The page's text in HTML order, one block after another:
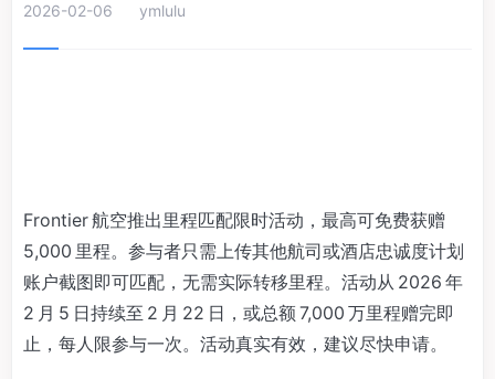
2026-02-06 ymlulu
Frontier 航空推出里程匹配限时活动，最高可免费获赠
5,000 里程。参与者只需上传其他航司或酒店忠诚度计划
账户截图即可匹配，无需实际转移里程。活动从 2026 年
2 月 5 日持续至 2 月 22 日，或总额 7,000 万里程赠完即
止，每人限参与一次。活动真实有效，建议尽快申请。